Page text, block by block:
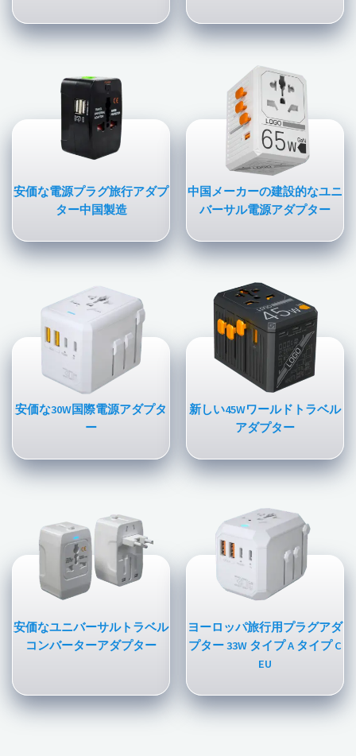
安価な電源プラグ旅行アダプ
ター中国製造
中国メーカーの建設的なユニ
バーサル電源アダプター
安価な30W国際電源アダプタ
ー
新しい45Wワールドトラベル
アダプター
安価なユニバーサルトラベル
コンバーターアダプター
ヨーロッパ旅行用プラグアダ
プター 33W タイプ A タイプ C
EU